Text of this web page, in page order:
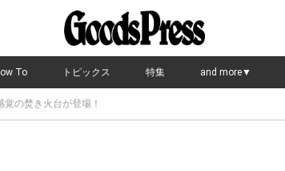
To トピックス 特集 and more▼
の焚き火台が登場！